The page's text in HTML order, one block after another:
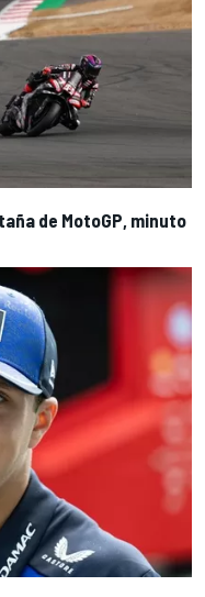
de MotoGP, minuto